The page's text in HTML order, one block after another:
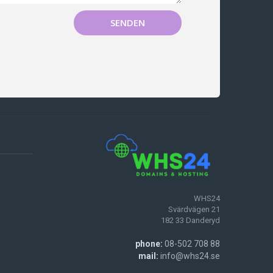
SENDEN
WHS24
Svärdvägen 21
182 33 Danderyd
phone: 08-502 708 88
mail: info@whs24.se